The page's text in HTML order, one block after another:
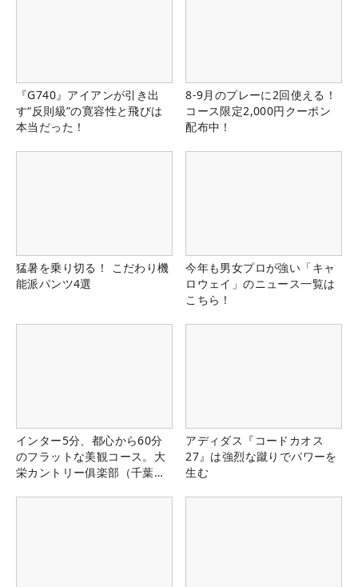
『G740』アイアンが引き出
す“反則級”の寛容性と飛びは
本当だった！
8-9月のプレーに2回使える！
コース限定2,000円クーポン
配布中！
猛暑を乗り切る！ こだわり機
能派パンツ4選
今年も男女プロが強い「キャ
ロウェイ」のニュース一覧は
こちら！
インター5分、都心から60分
のフラットな美観コース。大
栄カントリー俱楽部（千葉
アディダス『コードカオス
27』は強烈な蹴りでパワーを
生む